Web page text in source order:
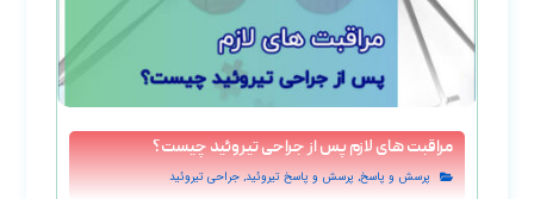
مراقبت‌ های لازم پس از جراحی تیروئید چیست؟
پرسش و پاسخ,پرسش و پاسخ تيروئيد,جراحی تیروئید